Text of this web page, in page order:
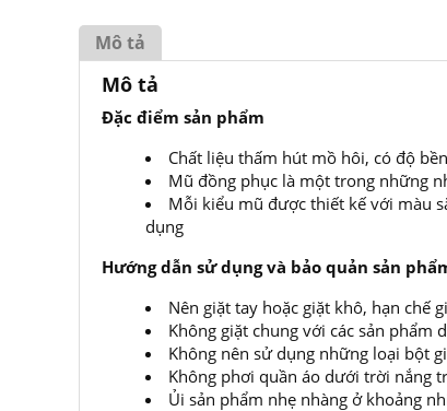
Mô tả
Mô tả
Đặc điểm sản phẩm
Chất liệu thấm hút mồ hôi, có độ
Mũ đồng phục là một trong những
Mỗi kiểu mũ được thiết kế với màu
dụng
Hướng dẫn sử dụng và bảo quản sản
Nên giặt tay hoặc giặt khô, hạn chế
Không giặt chung với các sản phẩm
Không nên sử dụng những loại bột
Không phơi quần áo dưới trời nắng
Ủi sản phẩm nhẹ nhàng ở khoảng